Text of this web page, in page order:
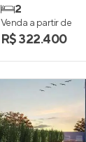
2
Venda a partir de
R$ 322.400